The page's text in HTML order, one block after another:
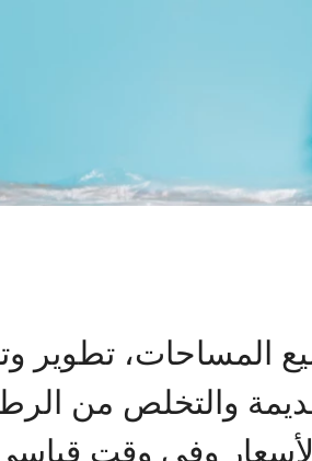
المساحات، تطوير
والتخلص من
وفي وقت